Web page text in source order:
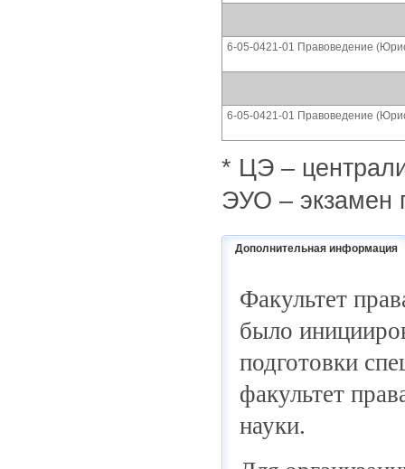
6-05-0421-01 Правоведение
6-05-0421-01 Правоведение
* ЦЭ –
ЭУО – экзамен
Дополнительная информация
Факультет
было
подготовки
факультет
науки.